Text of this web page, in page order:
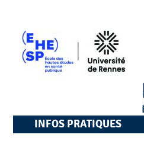
INFOS PRATIQUES